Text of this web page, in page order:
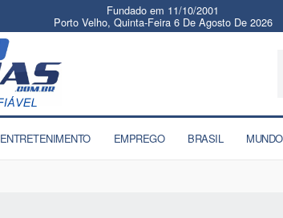
Fundado em 11/10/2001
Porto Velho, Quinta-Feira 6 De Agosto De 2026
ENTRETENIMENTO EMPREGO BRASIL MUNDO